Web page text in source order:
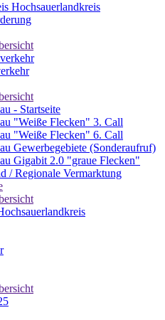
Hochsauerlandkreis
- Startseite
"Weiße Flecken" 3. Call
"Weiße Flecken" 6. Call
Gewerbegebiete (Sonderaufruf)
Gigabit 2.0 "graue Flecken"
/ Regionale Vermarktung